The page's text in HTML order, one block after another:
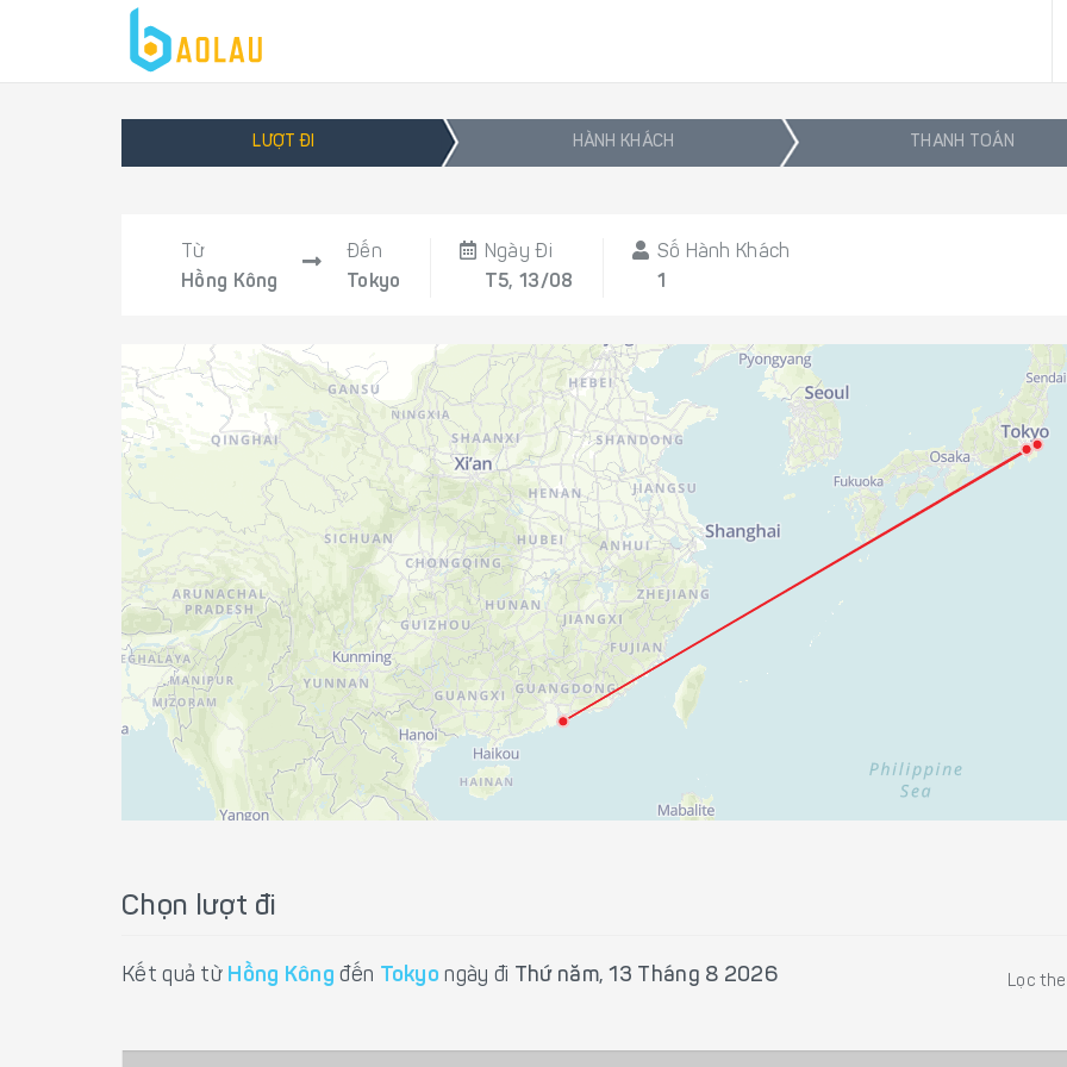
LƯỢT ĐI HÀNH KHÁCH THANH TOÁN
Từ
Hồng Kông
Đến
Tokyo
Ngày Đi
T5, 13/08
Số Hành Khách
1
Chọn lượt đi
Kết quả từ Hồng Kông đến Tokyo ngày đi Thứ năm, 13 Tháng 8 2026 Lọc